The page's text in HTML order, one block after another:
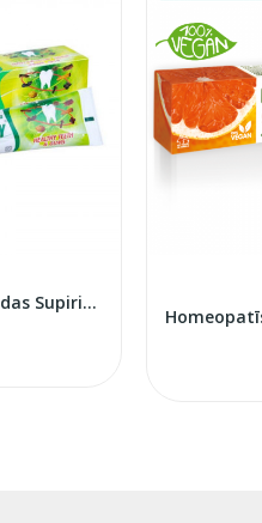
Zobu pasta ajurvedas Supirivicki